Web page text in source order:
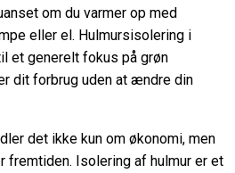
om du varmer op med
eller el. Hulmursisolering i
et generelt fokus på grøn
dit forbrug uden at ændre din
det ikke kun om økonomi, men
fremtiden. Isolering af hulmur er et